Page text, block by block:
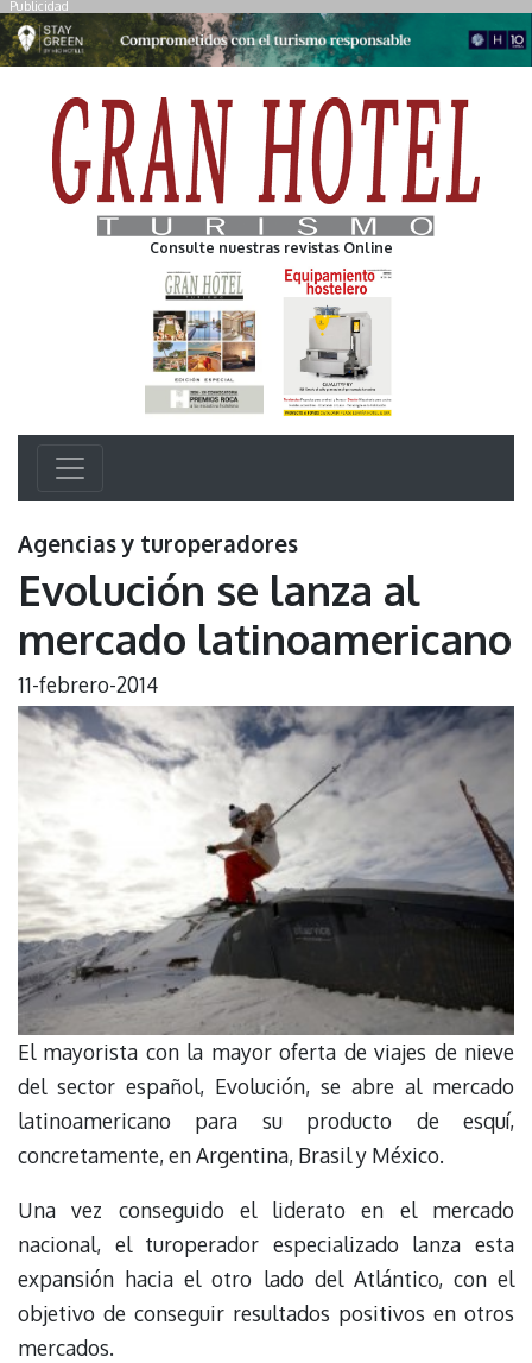
Publicidad
Consulte nuestras revistas Online
Agencias y turoperadores
Evolución se lanza al
mercado latinoamericano
11-febrero-2014
El mayorista con la mayor oferta de viajes de nieve
del sector español, Evolución, se abre al mercado
latinoamericano para su producto de esquí,
concretamente, en Argentina, Brasil y México.
Una vez conseguido el liderato en el mercado
nacional, el turoperador especializado lanza esta
expansión hacia el otro lado del Atlántico, con el
objetivo de conseguir resultados positivos en otros
mercados.